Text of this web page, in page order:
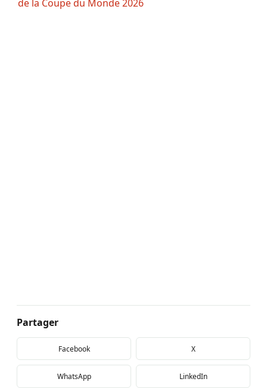
de la Coupe du Monde 2026
Partager
Facebook X
WhatsApp LinkedIn